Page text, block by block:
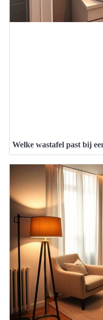
Welke wastafel past bij